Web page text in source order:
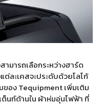
มารถเลือกระหว่างฮาร์ด
ต่ละเคสจะประดับด้วยโลโก้
ของ Tequipment เพิ่มเติม
ต็นท์ด้านใน ผ้าห่มอุ่นไฟฟ้า ที่